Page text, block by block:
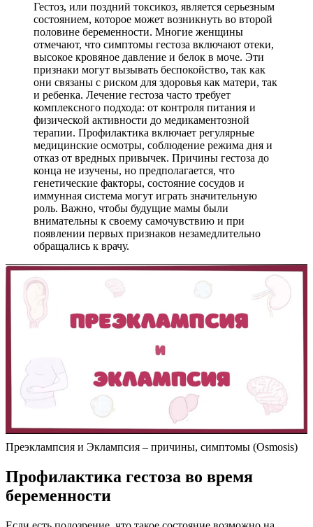
Гестоз, или поздний токсикоз, является серьезным
состоянием, которое может возникнуть во второй
половине беременности. Многие женщины
отмечают, что симптомы гестоза включают отеки,
высокое кровяное давление и белок в моче. Эти
признаки могут вызывать беспокойство, так как
они связаны с риском для здоровья как матери, так
и ребенка. Лечение гестоза часто требует
комплексного подхода: от контроля питания и
физической активности до медикаментозной
терапии. Профилактика включает регулярные
медицинские осмотры, соблюдение режима дня и
отказ от вредных привычек. Причины гестоза до
конца не изучены, но предполагается, что
генетические факторы, состояние сосудов и
иммунная система могут играть значительную
роль. Важно, чтобы будущие мамы были
внимательны к своему самочувствию и при
появлении первых признаков незамедлительно
обращались к врачу.
Преэклампсия и Эклампсия – причины, симптомы (Osmosis)
Профилактика гестоза во время
беременности